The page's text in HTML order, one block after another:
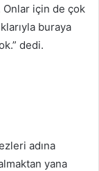
için de çok
buraya
dedi.
adına
yana